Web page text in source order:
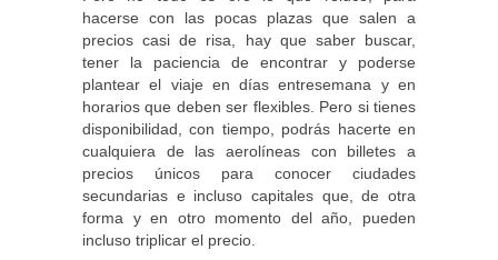
hacerse con las pocas plazas que salen a
precios casi de risa, hay que saber buscar,
tener la paciencia de encontrar y poderse
plantear el viaje en días entresemana y en
horarios que deben ser flexibles. Pero si tienes
disponibilidad, con tiempo, podrás hacerte en
cualquiera de las aerolíneas con billetes a
precios únicos para conocer ciudades
secundarias e incluso capitales que, de otra
forma y en otro momento del año, pueden
incluso triplicar el precio.